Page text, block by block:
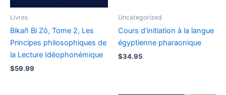
Livres
Bikañ Bi Zô, Tome 2, Les
Principes philosophiques de
la Lecture Idéophonémique
$59.99
Uncategorized
Cours d’initiation à la langue
égyptienne pharaonique
$34.95